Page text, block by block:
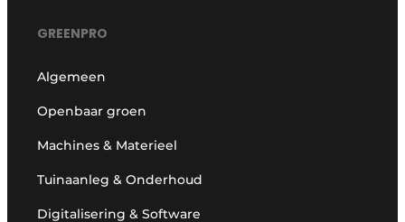
GREENPRO
Algemeen
Openbaar groen
Machines & Materieel
Tuinaanleg & Onderhoud
Digitalisering & Software